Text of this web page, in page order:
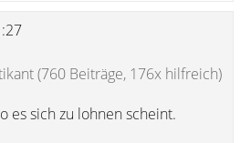
(760 Beiträge, 176x hilfreich)
es sich zu lohnen scheint.